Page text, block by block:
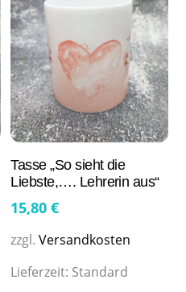
Tasse „So sieht die
Liebste,…. Lehrerin aus“
15,80€
zzgl.Versandkosten
Lieferzeit: Standard